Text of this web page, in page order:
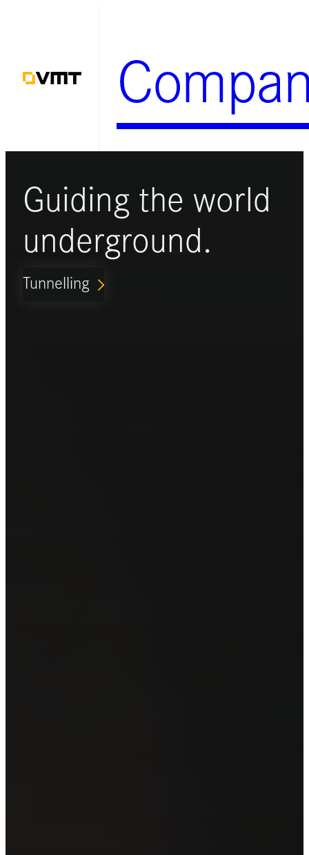
springen
Guiding the world
underground.
Tunnelling ARROW_FORWARD_IOS